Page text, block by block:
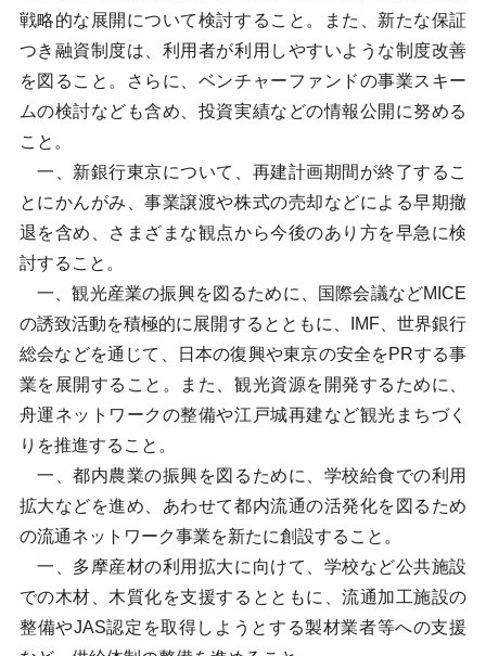
戦略的な展開について検討すること。また、新たな保証
つき融資制度は、利用者が利用しやすいような制度改善
を図ること。さらに、ベンチャーファンドの事業スキー
ムの検討なども含め、投資実績などの情報公開に努める
こと。
一、新銀行東京について、再建計画期間が終了するこ
とにかんがみ、事業譲渡や株式の売却などによる早期撤
退を含め、さまざまな観点から今後のあり方を早急に検
討すること。
一、観光産業の振興を図るために、国際会議などMICE
の誘致活動を積極的に展開するとともに、IMF、世界銀行
総会などを通じて、日本の復興や東京の安全をPRする事
業を展開すること。また、観光資源を開発するために、
舟運ネットワークの整備や江戸城再建など観光まちづく
りを推進すること。
一、都内農業の振興を図るために、学校給食での利用
拡大などを進め、あわせて都内流通の活発化を図るため
の流通ネットワーク事業を新たに創設すること。
一、多摩産材の利用拡大に向けて、学校など公共施設
での木材、木質化を支援するとともに、流通加工施設の
整備やJAS認定を取得しようとする製材業者等への支援